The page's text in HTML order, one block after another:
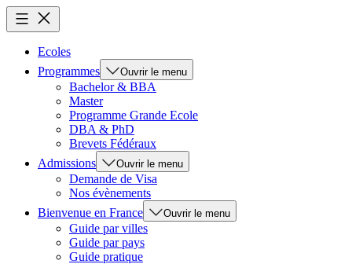
Ecoles
Programmes
Ouvrir le menu
Bachelor & BBA
Master
Programme Grande Ecole
DBA & PhD
Brevets Fédéraux
Admissions
Ouvrir le menu
Demande de Visa
Nos évènements
Bienvenue en France
Ouvrir le menu
Guide par villes
Guide par pays
Guide pratique